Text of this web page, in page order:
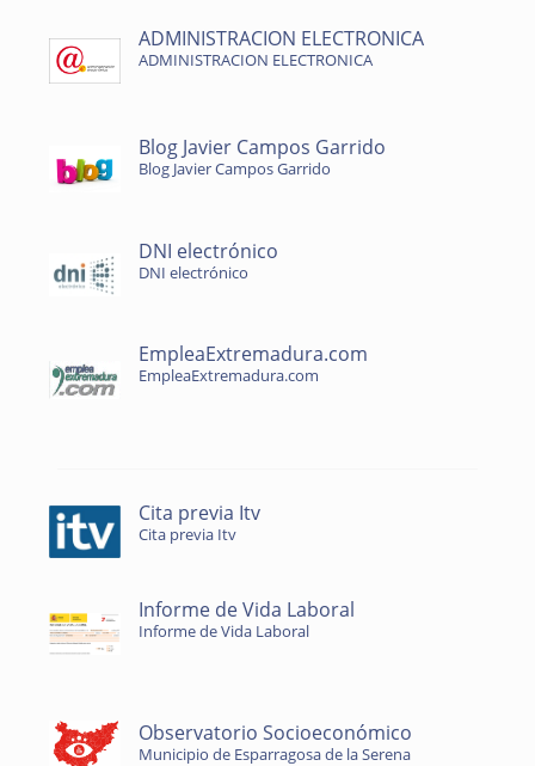
ADMINISTRACION ELECTRONICA
ADMINISTRACION ELECTRONICA
Blog Javier Campos Garrido
Blog Javier Campos Garrido
DNI electrónico
DNI electrónico
EmpleaExtremadura.com
EmpleaExtremadura.com
Cita previa Itv
Cita previa Itv
Informe de Vida Laboral
Informe de Vida Laboral
Observatorio Socioeconómico
Municipio de Esparragosa de la Serena